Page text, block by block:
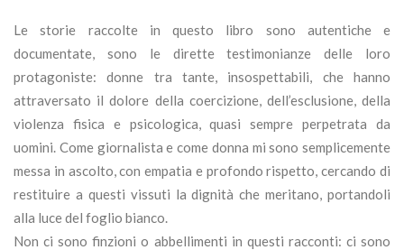
Le storie raccolte in questo libro sono autentiche e
documentate, sono le dirette testimonianze delle loro
protagoniste: donne tra tante, insospettabili, che hanno
attraversato il dolore della coercizione, dell’esclusione, della
violenza fisica e psicologica, quasi sempre perpetrata da
uomini. Come giornalista e come donna mi sono semplicemente
messa in ascolto, con empatia e profondo rispetto, cercando di
restituire a questi vissuti la dignità che meritano, portandoli
alla luce del foglio bianco.
Non ci sono finzioni o abbellimenti in questi racconti: ci sono